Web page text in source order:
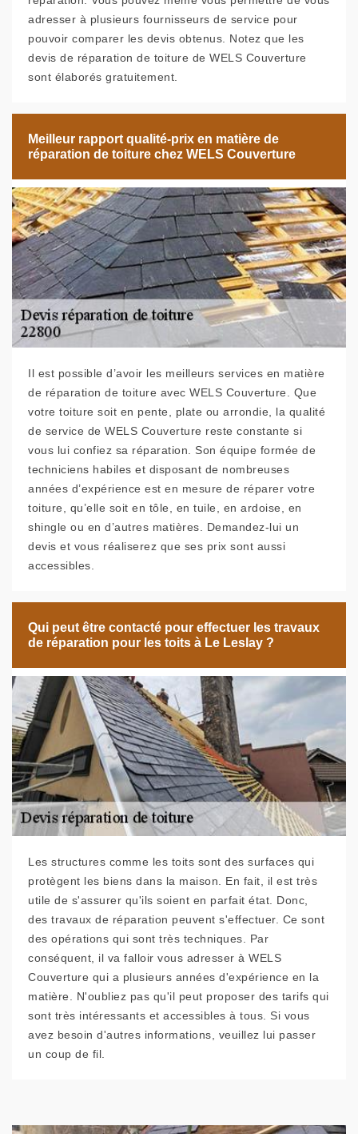
adresser à plusieurs fournisseurs de service pour
pouvoir comparer les devis obtenus. Notez que les
devis de réparation de toiture de WELS Couverture
sont élaborés gratuitement.
Meilleur rapport qualité-prix en matière de
réparation de toiture chez WELS Couverture
Il est possible d’avoir les meilleurs services en matière
de réparation de toiture avec WELS Couverture. Que
votre toiture soit en pente, plate ou arrondie, la qualité
de service de WELS Couverture reste constante si
vous lui confiez sa réparation. Son équipe formée de
techniciens habiles et disposant de nombreuses
années d’expérience est en mesure de réparer votre
toiture, qu’elle soit en tôle, en tuile, en ardoise, en
shingle ou en d’autres matières. Demandez-lui un
devis et vous réaliserez que ses prix sont aussi
accessibles.
Qui peut être contacté pour effectuer les travaux
de réparation pour les toits à Le Leslay ?
Les structures comme les toits sont des surfaces qui
protègent les biens dans la maison. En fait, il est très
utile de s'assurer qu'ils soient en parfait état. Donc,
des travaux de réparation peuvent s'effectuer. Ce sont
des opérations qui sont très techniques. Par
conséquent, il va falloir vous adresser à WELS
Couverture qui a plusieurs années d'expérience en la
matière. N'oubliez pas qu'il peut proposer des tarifs qui
sont très intéressants et accessibles à tous. Si vous
avez besoin d'autres informations, veuillez lui passer
un coup de fil.